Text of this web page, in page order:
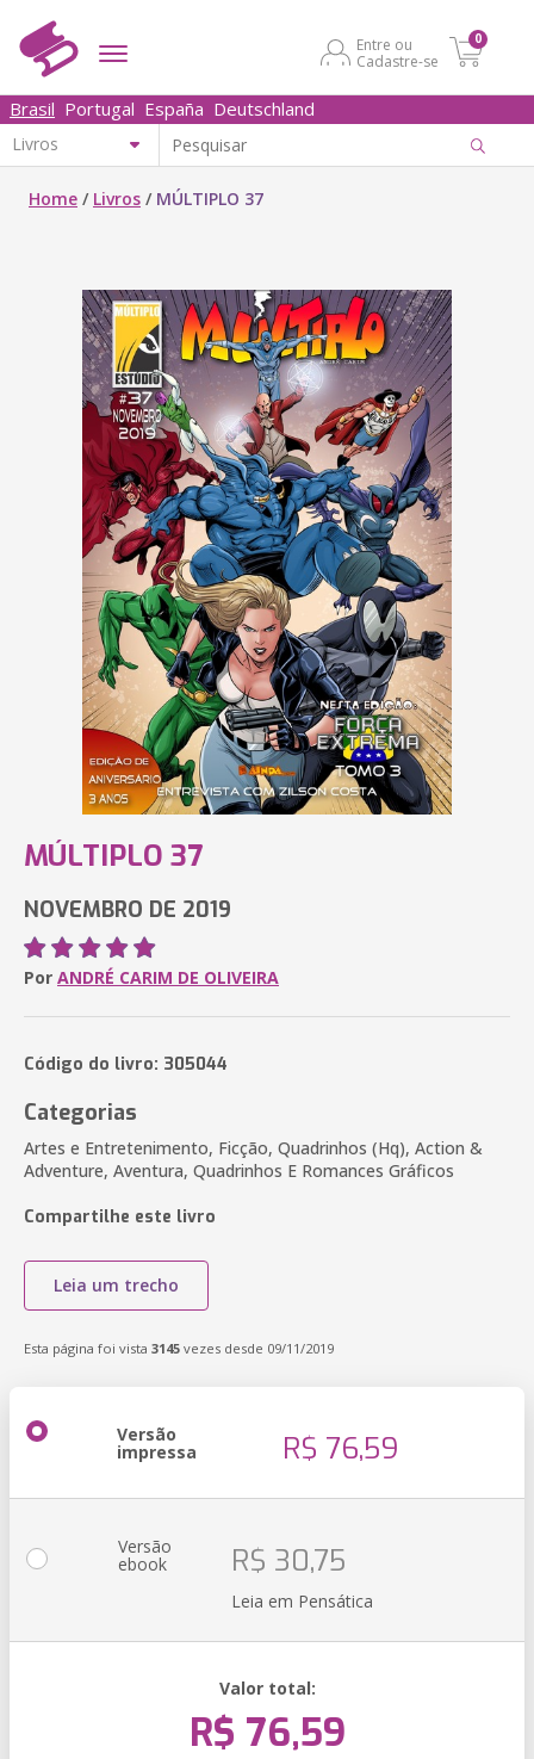
Entre ou
Cadastre-se
0
Brasil Portugal España Deutschland
Home / Livros / MÚLTIPLO 37
MÚLTIPLO 37
NOVEMBRO DE 2019
Por ANDRÉ CARIM DE OLIVEIRA
Código do livro: 305044
Categorias
Artes e Entretenimento, Ficção, Quadrinhos (Hq), Action &
Adventure, Aventura, Quadrinhos E Romances Gráficos
Compartilhe este livro
Leia um trecho
Esta página foi vista 3145 vezes desde 09/11/2019
Versão
impressa R$ 76,59
Versão
ebook R$ 30,75
Leia em Pensática
Valor total:
R$ 76,59